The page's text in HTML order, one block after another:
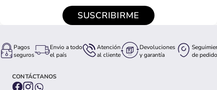
SUSCRIBIRME
Pagos
seguros
Envio a todo
el país
Atención
al cliente
Devoluciones
y garantía
de pedido
CONTÁCTANOS